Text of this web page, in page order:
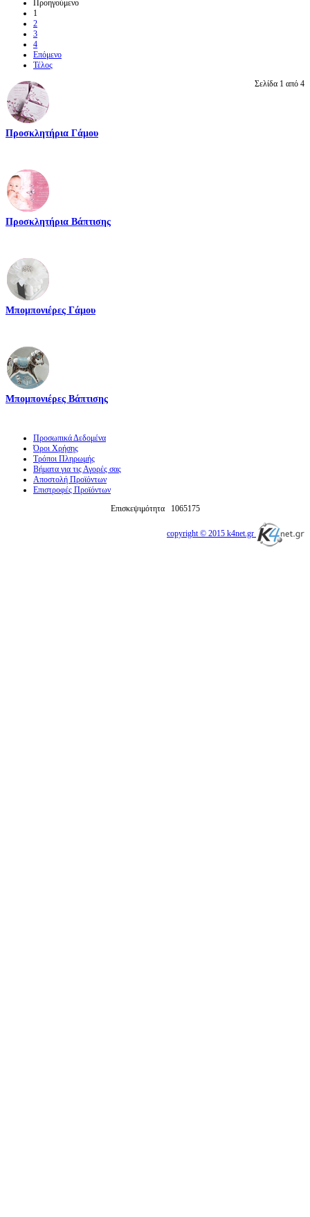
Προηγούμενο
1
2
3
4
Επόμενο
Τέλος
Σελίδα 1 από 4
Προσκλητήρια Γάμου
Προσκλητήρια Βάπτισης
Μπομπονιέρες Γάμου
Μπομπονιέρες Βάπτισης
Προσωπικά Δεδομένα
Όροι Χρήσης
Τρόποι Πληρωμής
Βήματα για τις Αγορές σας
Αποστολή Προϊόντων
Επιστροφές Προϊόντων
Επισκεψιμότητα
1065175
copyright © 2015 k4net.gr